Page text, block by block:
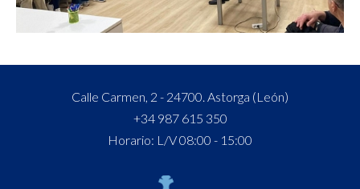
Calle Carmen, 2 - 24700. Astorga (León)
+34 987 615 350
Horario: L/V 08:00 - 15:00